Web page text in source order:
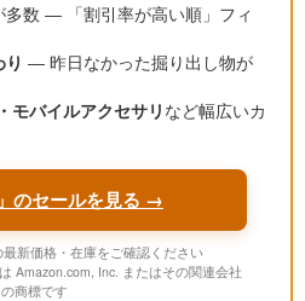
多数 ― 「割引率が高い順」フィ
― 昨日なかった掘り出し物が
モバイルアクセサリ など幅広いカ
のセールを見る →
新価格・在庫をご確認ください
Amazon.com, Inc. またはその関連会社
の商標です